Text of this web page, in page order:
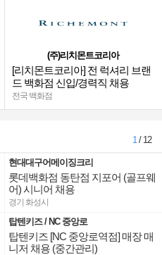
(주)리치몬트코리아
[리치몬트코리아] 전 럭셔리 브랜
드 백화점 신입/경력직 채용
전국 백화점
1/ 12
현대대구어메이징크리
롯데백화점 동탄점 지포어 (골프웨
어) 시니어 채용
경기 화성시
탑텐키즈 / NC 중앙로
탑텐키즈 [NC 중앙로역점] 매장 매
니저 채용 (중간관리)